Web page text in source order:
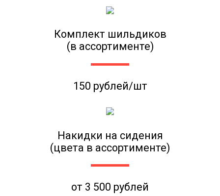
Комплект шильдиков
(в ассортименте)
150 рублей/шт
Накидки на сидения
(цвета в ассортименте)
от 3 500 рублей